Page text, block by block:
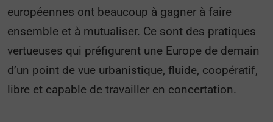
européennes ont beaucoup à gagner à faire
ensemble et à mutualiser. Ce sont des pratiques
vertueuses qui préfigurent une Europe de demain
d’un point de vue urbanistique, fluide, coopératif,
libre et capable de travailler en concertation.